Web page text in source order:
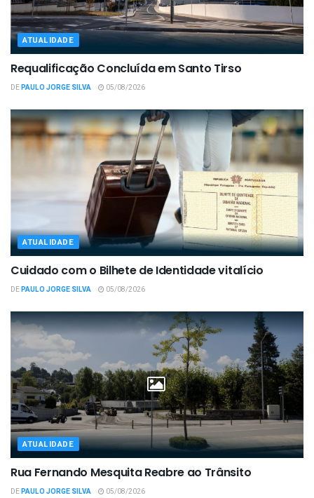
ATUALIDADE
Requalificação Concluída em Santo Tirso
DEPAULO JORGE SILVA 05/08/2026
ATUALIDADE
Cuidado com o Bilhete de Identidade vitalício
DEPAULO JORGE SILVA 05/08/2026
ATUALIDADE
Rua Fernando Mesquita Reabre ao Trânsito
DEPAULO JORGE SILVA 05/08/2026